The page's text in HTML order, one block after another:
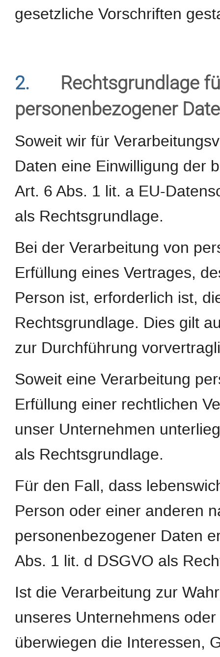
gesetzliche Vorschriften
2.
Rechtsgrundlage
personenbezogener
Soweit wir für
Daten eine Einwilligung der
Art. 6 Abs. 1 lit. a EU-
als Rechtsgrundlage.
Bei der Verarbeitung von
Erfüllung eines Vertrages,
Person ist, erforderlich ist,
Rechtsgrundlage. Dies gilt
zur Durchführung
Soweit eine Verarbeitung
Erfüllung einer rechtlichen
unser Unternehmen
als Rechtsgrundlage.
Für den Fall, dass
Person oder einer anderen
personenbezogener Daten
Abs. 1 lit. d DSGVO als
Ist die Verarbeitung zur
unseres Unternehmens
überwiegen die Interessen,